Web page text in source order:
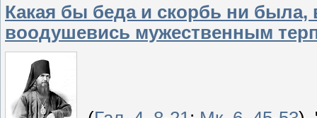
Какая бы беда и скорбь ни была,
воодушевись мужественным